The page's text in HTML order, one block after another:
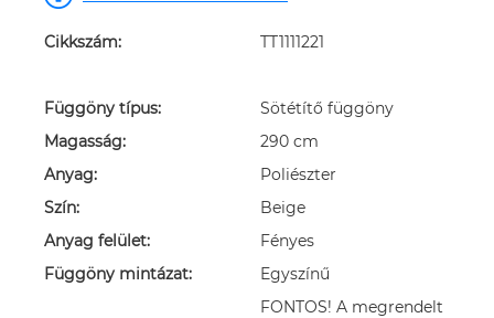
Cikkszám: TT1111221
Függöny típus:
Sötétítő függöny
Magasság:
290 cm
Anyag:
Poliészter
Szín:
Beige
Anyag felület:
Fényes
Függöny mintázat:
Egyszínű
FONTOS! A megrendelt